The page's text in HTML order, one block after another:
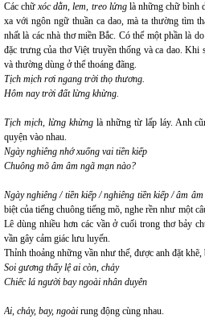
Các chữxóc dằn, lem, treo lửnglà những chữ bình
xa với ngôn ngữ thuần ca dao, mà ta thường tìm
nhất là các nhà thơ miền Bắc. Có thể một phần là
đặc trưng của thơ Việt truyền thống và ca dao.
và thường dùng ở thể thoáng đãng.
Tịch mịch rơi ngang trời thọ thương.
Hôm nay trời đất lừng khừng.
Tịch mịch, lừng khừng là những từ lấp láy. Anh
quyện vào nhau.
Ngày nghiêng nhớ xuống vai tiền kiếp
Chuông mõ âm âm ngã mạn nào?
Ngày nghiêng / tiền kiếp / nghiêng tiền kiếp / âm
biệt của tiếng chuông tiếng mõ, nghe rền như một
Lê dùng nhiều hơn các vần ở cuối trong thơ bảy
vần gây cảm giác lưu luyến.
Thỉnh thoảng những vần như thế, được anh đặt
Soi gương thấy lệ ai còn, chảy
Chiếc lá người bay ngoài nhân duyên
Ai, chảy, bay, ngoài rung động cùng nhau.